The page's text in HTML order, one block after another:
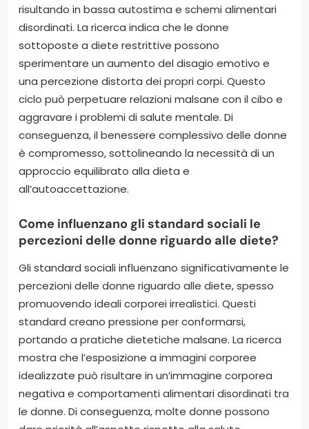
risultando in bassa autostima e schemi alimentari
disordinati. La ricerca indica che le donne
sottoposte a diete restrittive possono
sperimentare un aumento del disagio emotivo e
una percezione distorta dei propri corpi. Questo
ciclo può perpetuare relazioni malsane con il cibo e
aggravare i problemi di salute mentale. Di
conseguenza, il benessere complessivo delle donne
è compromesso, sottolineando la necessità di un
approccio equilibrato alla dieta e
all’autoaccettazione.
Come influenzano gli standard sociali le
percezioni delle donne riguardo alle diete?
Gli standard sociali influenzano significativamente le
percezioni delle donne riguardo alle diete, spesso
promuovendo ideali corporei irrealistici. Questi
standard creano pressione per conformarsi,
portando a pratiche dietetiche malsane. La ricerca
mostra che l’esposizione a immagini corporee
idealizzate può risultare in un’immagine corporea
negativa e comportamenti alimentari disordinati tra
le donne. Di conseguenza, molte donne possono